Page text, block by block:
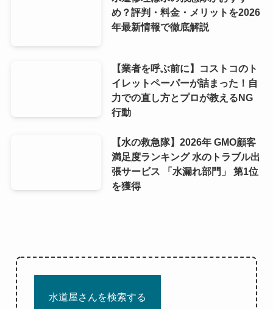
め？評判・料金・メリットを2026
年最新情報で徹底解説
【業者を呼ぶ前に】コストコのト
イレットペーパーが詰まった！自
力での直し方とプロが教えるNG
行動
【水の救急隊】2026年 GMO顧客
満足度ランキング 水のトラブル出
張サービス 「水漏れ部門」 第1位
を獲得
水道屋さんを検索する